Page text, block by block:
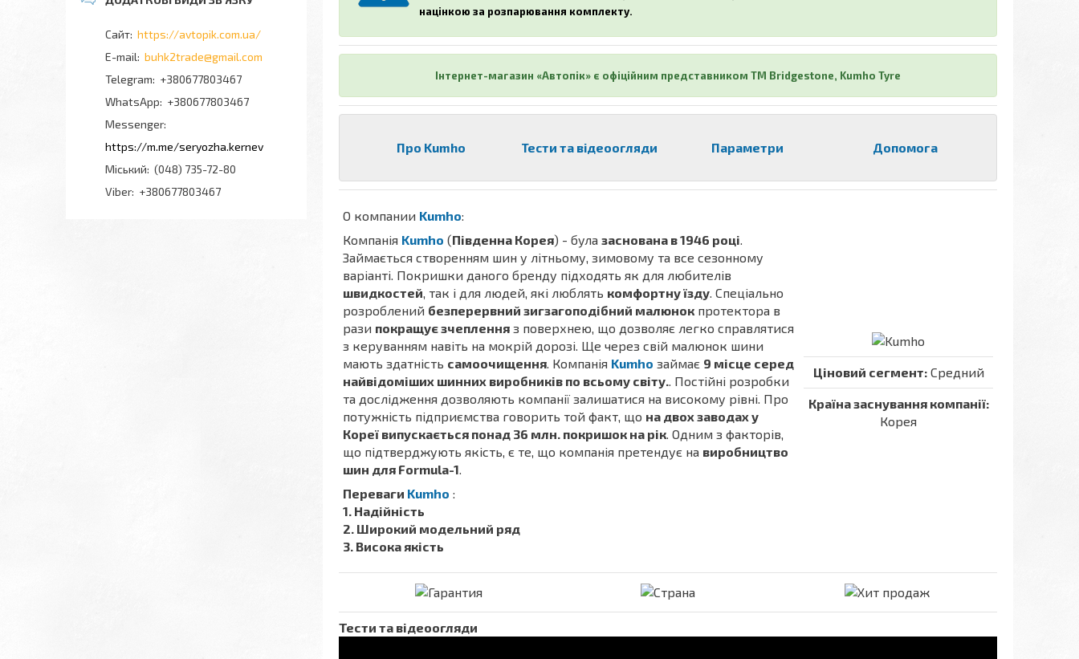
націнкою за розпарювання комплекту.
Інтернет-магазин «Автопік» є офіційним представником ТМ Bridgestone, Kumho Tyre
Про Kumho Тести та відеоогляди Параметри Допомога
О компании Kumho:
Компанія Kumho (Південна Корея) - була заснована в 1946 році.
Займається створенням шин у літньому, зимовому та все сезонному
варіанті. Покришки даного бренду підходять як для любителів
швидкостей, так і для людей, які люблять комфортну їзду. Спеціально
розроблений безперервний зигзагоподібний малюнок протектора в
рази покращує зчеплення з поверхнею, що дозволяє легко справлятися
з керуванням навіть на мокрій дорозі. Ще через свій малюнок шини
мають здатність самоочищення. Компанія Kumho займає 9 місце серед
найвідоміших шинних виробників по всьому світу.. Постійні розробки
та дослідження дозволяють компанії залишатися на високому рівні. Про
потужність підприємства говорить той факт, що на двох заводах у
Кореї випускається понад 36 млн. покришок на рік. Одним з факторів,
що підтверджують якість, є те, що компанія претендує на виробництво
шин для Formula-1.
Переваги Kumho :
1. Надійність
2. Широкий модельний ряд
3. Висока якість
Ціновий сегмент:Средний
Країна заснування компанії:
Корея
Тести та відеоогляди
https://avtopik.com.ua/
buhk2trade@gmail.com
+380677803467
+380677803467
Messenger
https://m.me/seryozha.kernev
Міський (048) 735-72-80
Viber +380677803467